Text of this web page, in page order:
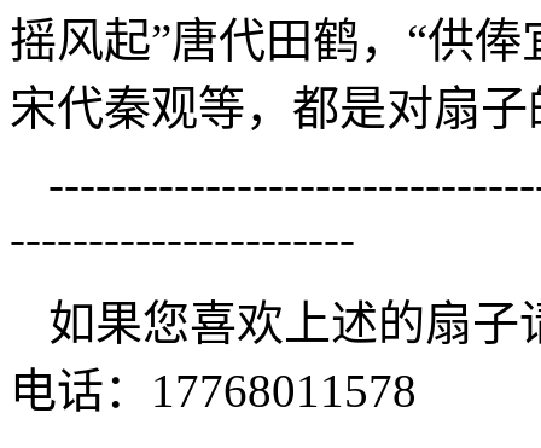
摇风起”唐代田鹤，“供
宋代秦观等，都是对扇
----------------------
如果您喜欢上述的扇子
电话：17768011578